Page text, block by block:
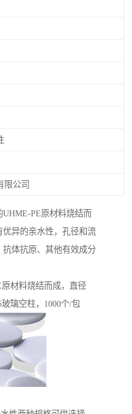
限公司
PE原材料烧结而
异的亲水性，孔径和流
体抗原、其他有效成分
材料烧结而成，直径
璃空柱，1000个/包